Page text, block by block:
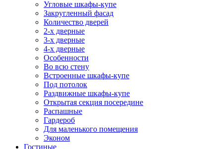
Угловые шкафы-купе
Закругленный фасад
Количество дверей
2-х дверные
3-х дверные
4-х дверные
Особенности
Во всю стену
Встроенные шкафы-купе
Под потолок
Раздвижные шкафы-купе
Открытая секция посередине
Распашные
Гардероб
Для маленького помещения
Эконом
Гостиные